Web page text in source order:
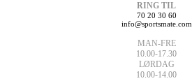
RING TIL
70 20 30 60
info@sportsmate.com
MAN-FRE
10.00-17.30
LØRDAG
10.00-14.00